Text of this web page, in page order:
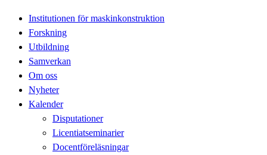
Institutionen för maskinkonstruktion
Forskning
Utbildning
Samverkan
Om oss
Nyheter
Kalender
Disputationer
Licentiatseminarier
Docentföreläsningar